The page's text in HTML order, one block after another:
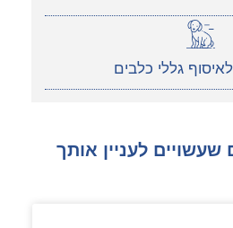
גללי כלבים
שעשויים לעניין אותך